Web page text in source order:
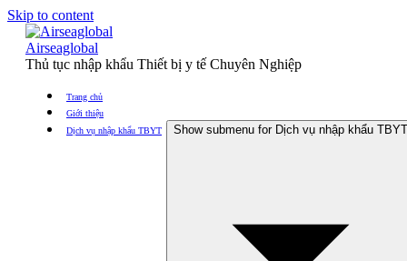
Skip to content
Airseaglobal
Thủ tục nhập khẩu Thiết bị y tế Chuyên Nghiệp
Trang chủ
Giới thiệu
Dịch vụ nhập khẩu TBYT
Show submenu for Dịch vụ nhập khẩu TBYT